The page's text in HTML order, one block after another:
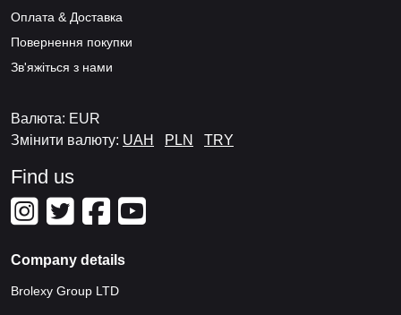
Оплата & Доставка
Повернення покупки
Зв'яжіться з нами
Валюта: EUR
Змінити валюту: UAH PLN TRY
Find us
Company details
Brolexy Group LTD